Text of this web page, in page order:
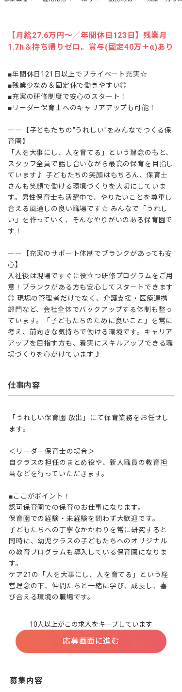
【月給27.6万円～／年間休日123日】残業月
1.7h＆持ち帰りゼロ。賞与(固定40万＋α)あり
■年間休日121日以上でプライベート充実☆
■残業少なめ＆固定休で働きやすい◎
■充実の研修制度で安心のスタート！
■リーダー保育士へのキャリアアップも可能！
ーー【子どもたちの"うれしい"をみんなでつくる保
育園】
「人を大事にし、人を育てる」という理念のもと、
スタッフ全員で話し合いながら最高の保育を目指し
ています♪ 子どもたちの笑顔はもちろん、保育士
さんも笑顔で働ける環境づくりを大切にしていま
す。男性保育士も活躍中で、やりたいことを尊重し
合える風通しの良い職場です☆ みんなで「うれし
い」を作っていく、そんなやりがいのある保育園で
す！
ーー【充実のサポート体制でブランクがあっても安
心】
入社後は現場ですぐに役立つ研修プログラムをご用
意！ブランクがある方も安心してスタートできます
◎ 現場の管理者だけでなく、介護支援・医療連携
部門など、会社全体でバックアップする体制も整っ
ています。「子どもたちのために良いこと」を常に
考え、前向きな気持ちで働ける環境です。キャリア
アップを目指す方も、着実にスキルアップできる職
場づくりを心がけています♪
仕事内容
「うれしい保育園 放出」にて保育業務をお任せし
ます。
＜リーダー保育士の場合＞
自クラスの担任のまとめ役や、新人職員の教育担
当などを行っていただきます。
■ここがポイント！
認可保育園での保育のお仕事になります。
保育園での経験・未経験を問わず大歓迎です。
子どもたちへの丁寧なかかわりを常に研究すると
同時に、幼児クラスの子どもたちへのオリジナル
の教育プログラムも導入している保育園になりま
す。
ケア21の「人を大事にし、人を育てる」という経
営理念の下、仲間たちと一緒に学び、成長し、喜
び合える環境の職場です。
10人以上がこの求人をキープしています
応募画面に進む
募集内容